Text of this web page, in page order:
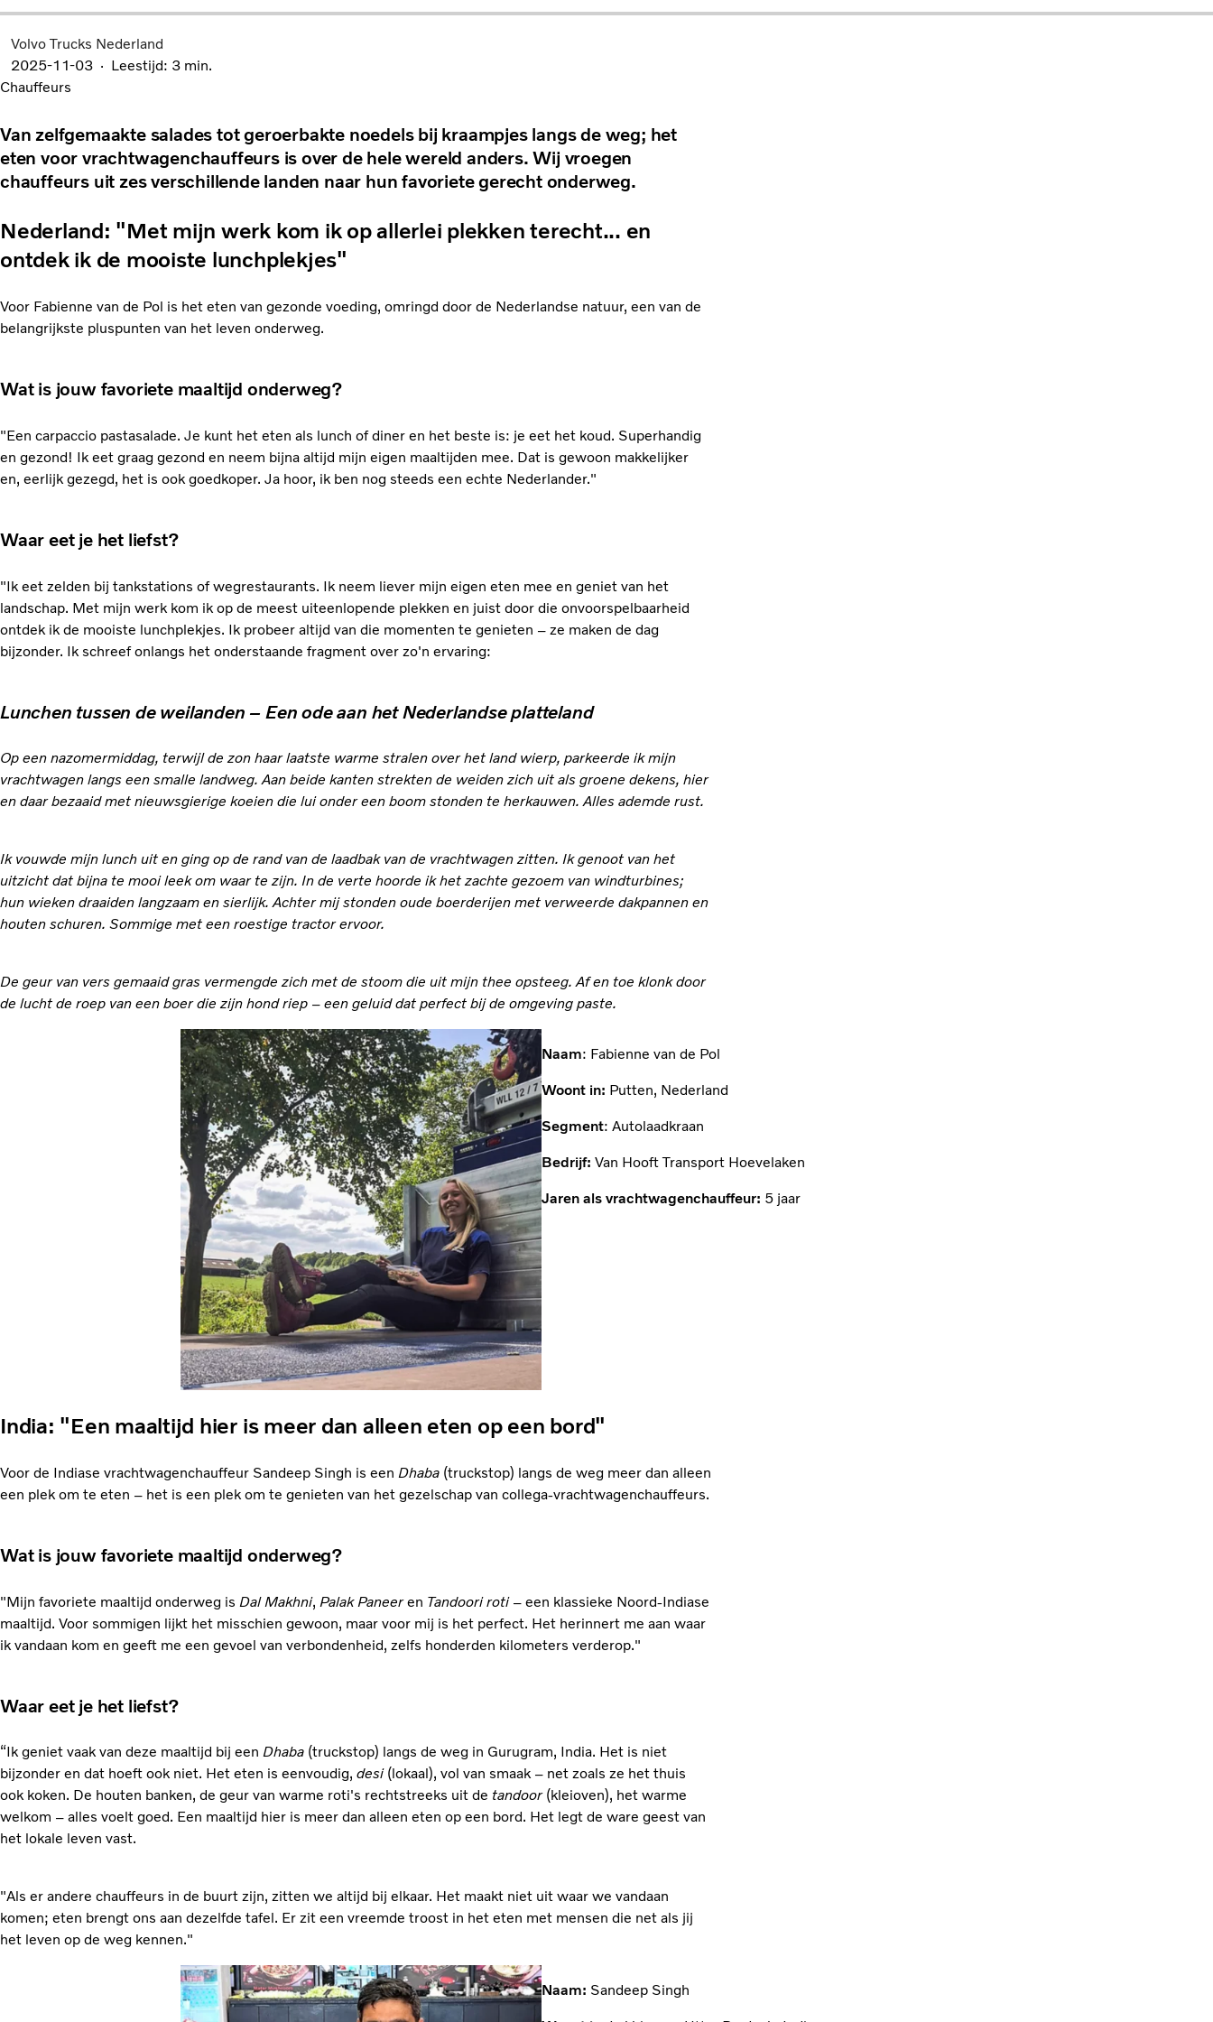
Volvo Trucks Nederland
2025-11-03
Leestijd: 3 min.
Chauffeurs
Van zelfgemaakte salades tot geroerbakte noedels bij kraampjes langs de weg; het
eten voor vrachtwagenchauffeurs is over de hele wereld anders. Wij vroegen
chauffeurs uit zes verschillende landen naar hun favoriete gerecht onderweg.
Nederland: "Met mijn werk kom ik op allerlei plekken terecht... en
ontdek ik de mooiste lunchplekjes"
Voor Fabienne van de Pol is het eten van gezonde voeding, omringd door de Nederlandse natuur, een van de
belangrijkste pluspunten van het leven onderweg.
Wat is jouw favoriete maaltijd onderweg?
"Een carpaccio pastasalade. Je kunt het eten als lunch of diner en het beste is: je eet het koud. Superhandig
en gezond! Ik eet graag gezond en neem bijna altijd mijn eigen maaltijden mee. Dat is gewoon makkelijker
en, eerlijk gezegd, het is ook goedkoper. Ja hoor, ik ben nog steeds een echte Nederlander."
Waar eet je het liefst?
"Ik eet zelden bij tankstations of wegrestaurants. Ik neem liever mijn eigen eten mee en geniet van het
landschap. Met mijn werk kom ik op de meest uiteenlopende plekken en juist door die onvoorspelbaarheid
ontdek ik de mooiste lunchplekjes. Ik probeer altijd van die momenten te genieten – ze maken de dag
bijzonder. Ik schreef onlangs het onderstaande fragment over zo'n ervaring:
Lunchen tussen de weilanden – Een ode aan het Nederlandse platteland
Op een nazomermiddag, terwijl de zon haar laatste warme stralen over het land wierp, parkeerde ik mijn
vrachtwagen langs een smalle landweg. Aan beide kanten strekten de weiden zich uit als groene dekens, hier
en daar bezaaid met nieuwsgierige koeien die lui onder een boom stonden te herkauwen. Alles ademde rust.
Ik vouwde mijn lunch uit en ging op de rand van de laadbak van de vrachtwagen zitten. Ik genoot van het
uitzicht dat bijna te mooi leek om waar te zijn. In de verte hoorde ik het zachte gezoem van windturbines;
hun wieken draaiden langzaam en sierlijk. Achter mij stonden oude boerderijen met verweerde dakpannen en
houten schuren. Sommige met een roestige tractor ervoor.
De geur van vers gemaaid gras vermengde zich met de stoom die uit mijn thee opsteeg. Af en toe klonk door
de lucht de roep van een boer die zijn hond riep – een geluid dat perfect bij de omgeving paste.
Naam: Fabienne van de Pol
Woont in: Putten, Nederland
Segment: Autolaadkraan
Bedrijf: Van Hooft Transport Hoevelaken
Jaren als vrachtwagenchauffeur: 5 jaar
India: "Een maaltijd hier is meer dan alleen eten op een bord"
Voor de Indiase vrachtwagenchauffeur Sandeep Singh is een Dhaba (truckstop) langs de weg meer dan alleen
een plek om te eten – het is een plek om te genieten van het gezelschap van collega-vrachtwagenchauffeurs.
Wat is jouw favoriete maaltijd onderweg?
"Mijn favoriete maaltijd onderweg is Dal Makhni, Palak Paneeren Tandoori roti– een klassieke Noord-Indiase
maaltijd. Voor sommigen lijkt het misschien gewoon, maar voor mij is het perfect. Het herinnert me aan waar
ik vandaan kom en geeft me een gevoel van verbondenheid, zelfs honderden kilometers verderop."
Waar eet je het liefst?
“Ik geniet vaak van deze maaltijd bij een Dhaba (truckstop) langs de weg in Gurugram, India. Het is niet
bijzonder en dat hoeft ook niet. Het eten is eenvoudig, desi(lokaal), vol van smaak – net zoals ze het thuis
ook koken. De houten banken, de geur van warme roti's rechtstreeks uit de tandoor (kleioven), het warme
welkom – alles voelt goed. Een maaltijd hier is meer dan alleen eten op een bord. Het legt de ware geest van
het lokale leven vast.
"Als er andere chauffeurs in de buurt zijn, zitten we altijd bij elkaar. Het maakt niet uit waar we vandaan
komen; eten brengt ons aan dezelfde tafel. Er zit een vreemde troost in het eten met mensen die net als jij
het leven op de weg kennen."
Naam: Sandeep Singh